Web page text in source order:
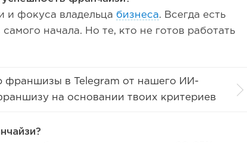
и фокуса владельца бизнеса. Всегда есть
начала. Но те, кто не готов работать
франшизы в Telegram от нашего ИИ-
на основании твоих критериев